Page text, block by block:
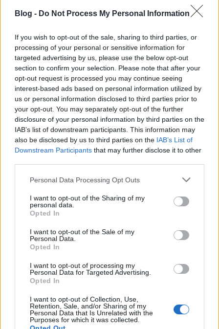
Blog - Do Not Process My Personal Information
If you wish to opt-out of the sale, sharing to third parties, or
processing of your personal or sensitive information for
targeted advertising by us, please use the below opt-out
section to confirm your selection. Please note that after your
opt-out request is processed you may continue seeing
interest-based ads based on personal information utilized by
us or personal information disclosed to third parties prior to
your opt-out. You may separately opt-out of the further
disclosure of your personal information by third parties on the
IAB’s list of downstream participants. This information may
also be disclosed by us to third parties on the IAB’s List of
Downstream Participants that may further disclose it to other
Please note that this website/app uses one or more Google
not limited to your visit or usage behaviour. You may click to
grant or deny consent to Google and its third-party tags to
use your data for below specified purposes in below Google
consent section.
Personal Data Processing Opt Outs
I want to opt-out of the Sharing of my
personal data.
Opted In
I want to opt-out of the Sale of my
Personal Data.
Opted In
I want to opt-out of processing my
Personal Data for Targeted Advertising.
Opted In
I want to opt-out of Collection, Use,
Retention, Sale, and/or Sharing of my
Personal Data that Is Unrelated with the
Purposes for which it was collected.
Embert ölni / Matar a un hombre
danialves•2014. október 04.
Szomorúan jelenthetem be, hogy sikeresen
megtaláltam az idei év jó eséllyel legfeleslegesebb
filmjét. De nem a legrosszabbat. Ebben a darabban
ugyanis az a borzasztóan idegesítő, hogy a szakmai
háttér mögötte elegendő lenne egy minőségi
alkotáshoz, azonban látszólag saját…
10+1 40 alatti rendező, akire oda kell
figyelni
A filmvilágban mindig is voltak, sőt lesznek is olyan
és maradandó alkotásokat tudtak letenni az
asztalra. Az alább található listánkon korunk olyan
múltban örvendeztettek meg…